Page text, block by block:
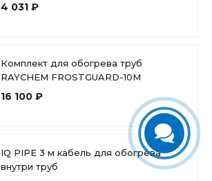
4 031 ₽
Комплект для обогрева труб
RAYCHEM FROSTGUARD-10M
16 100 ₽
IQ PIPE 3 м кабель для обогрева
внутри труб